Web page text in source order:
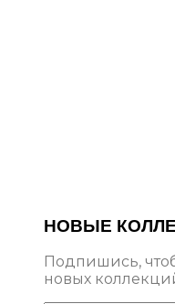
НОВЫЕ
Подпишись,
новых